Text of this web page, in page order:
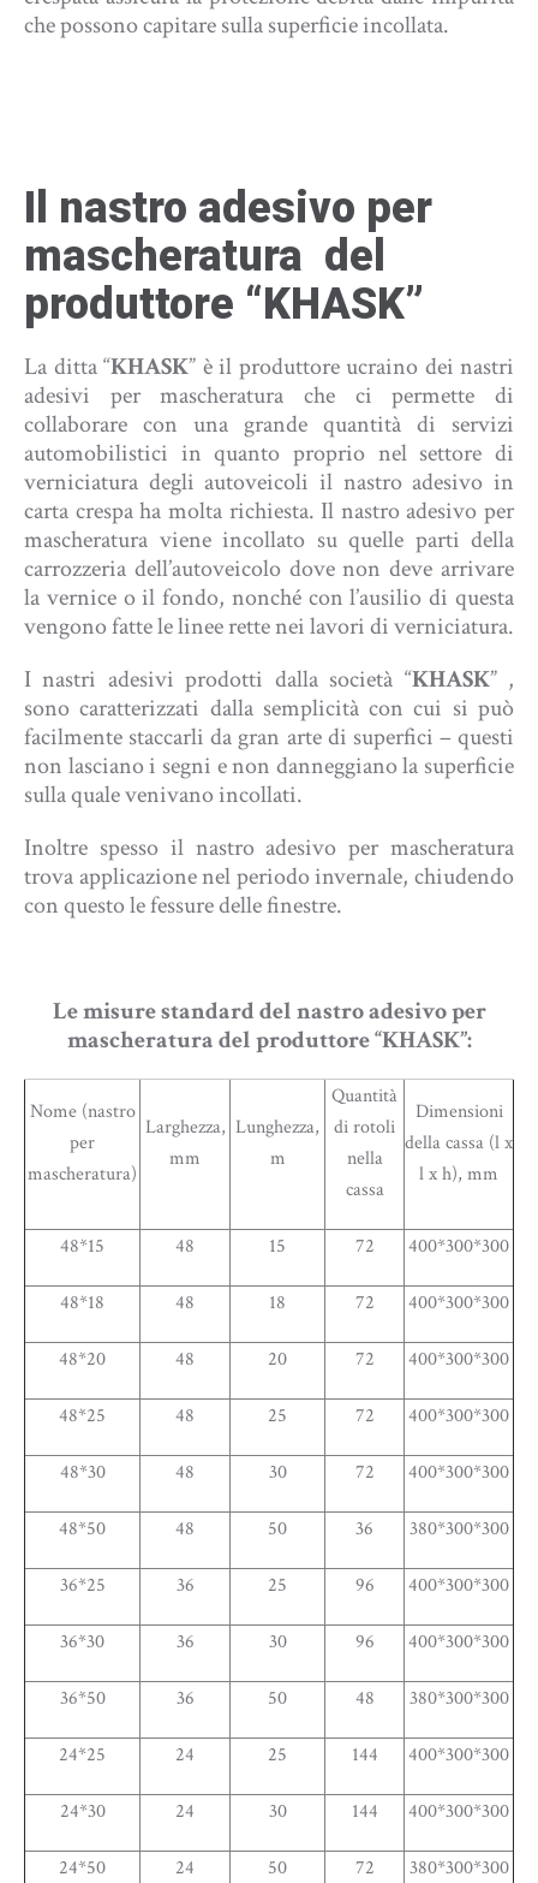
che possono capitare sulla superficie incollata.
Il nastro adesivo per
mascheratura del
produttore “KHASK”
La ditta “KHASK” è il produttore ucraino dei nastri
adesivi per mascheratura che ci permette di
collaborare con una grande quantità di servizi
automobilistici in quanto proprio nel settore di
verniciatura degli autoveicoli il nastro adesivo in
carta crespa ha molta richiesta. Il nastro adesivo per
mascheratura viene incollato su quelle parti della
carrozzeria dell’autoveicolo dove non deve arrivare
la vernice o il fondo, nonché con l’ausilio di questa
vengono fatte le linee rette nei lavori di verniciatura.
I nastri adesivi prodotti dalla società “KHASK” ,
sono caratterizzati dalla semplicità con cui si può
facilmente staccarli da gran arte di superfici – questi
non lasciano i segni e non danneggiano la superficie
sulla quale venivano incollati.
Inoltre spesso il nastro adesivo per mascheratura
trova applicazione nel periodo invernale, chiudendo
con questo le fessure delle finestre.
Le misure standard del nastro adesivo per
mascheratura del produttore “KHASK”:​
Nome (nastro
per
mascheratura)
Larghezza,
mm
Lunghezza,
m
Quantità
di rotoli
nella
cassa
Dimensioni
della cassa (l x
l x h), mm
48*15 48 15 72 400*300*300
48*18 48 18 72 400*300*300
48*20 48 20 72 400*300*300
48*25 48 25 72 400*300*300
48*30 48 30 72 400*300*300
48*50 48 50 36 380*300*300
36*25 36 25 96 400*300*300
36*30 36 30 96 400*300*300
36*50 36 50 48 380*300*300
24*25 24 25 144 400*300*300
24*30 24 30 144 400*300*300
24*50 24 50 72 380*300*300